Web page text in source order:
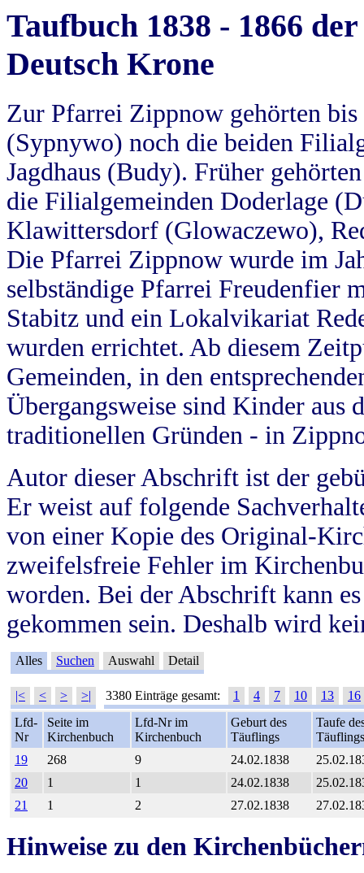
Taufbuch 1838 - 1866
Deutsch Krone
Zur Pfarrei Zippnow gehörten
(Sypnywo) noch die beiden
Jagdhaus (Budy). Früher
die Filialgemeinden Doderlage
Klawittersdorf (Glowaczewo),
Die Pfarrei Zippnow wurde im
selbständige Pfarrei Freudenfier
Stabitz und ein Lokalvikariat
wurden errichtet. Ab diesem
Gemeinden, in den
Übergangsweise sind Kinder aus
traditionellen Gründen - in
Autor dieser Abschrift ist der
Er weist auf folgende
von einer Kopie des Original-
zweifelsfreie Fehler im
worden. Bei der Abschrift kann
gekommen sein. Deshalb wird
Alles Suchen Auswahl Detail
|< < > >| 3380 Einträge gesamt: 1 4 7 10 13
16
Lfd-
Nr
Seite im
Kirchenbuch
Lfd-Nr im
Kirchenbuch
Geburt des
Täuflings
Taufe
Täuflings
19
268 9 24.02.1838
20
1 1 24.02.1838
21
1 2 27.02.1838
Hinweise zu den